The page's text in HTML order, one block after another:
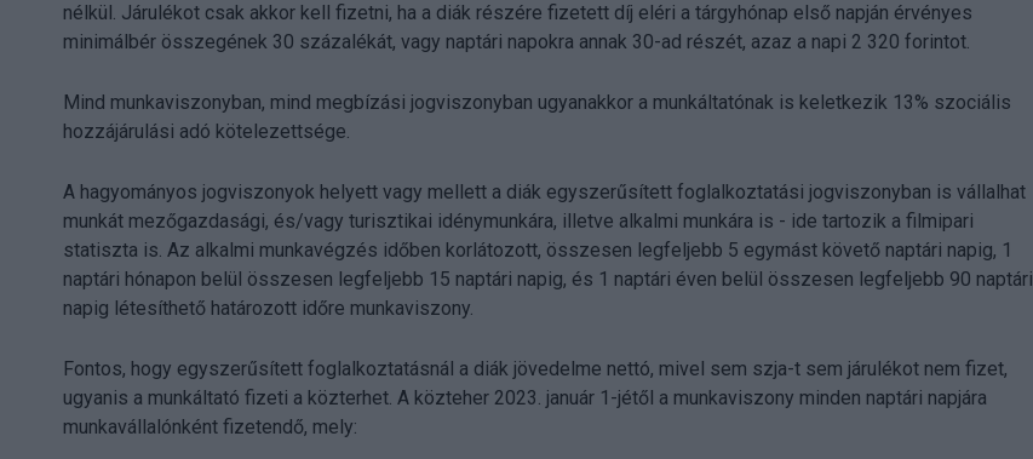
nélkül. Járulékot csak akkor kell fizetni, ha a diák részére fizetett díj eléri a tárgyhónap első napján érvényes
minimálbér összegének 30 százalékát, vagy naptári napokra annak 30-ad részét, azaz a napi 2 320 forintot.
Mind munkaviszonyban, mind megbízási jogviszonyban ugyanakkor a munkáltatónak is keletkezik 13% szociális
hozzájárulási adó kötelezettsége.
A hagyományos jogviszonyok helyett vagy mellett a diák egyszerűsített foglalkoztatási jogviszonyban is vállalhat
munkát mezőgazdasági, és/vagy turisztikai idénymunkára, illetve alkalmi munkára is - ide tartozik a filmipari
statiszta is. Az alkalmi munkavégzés időben korlátozott, összesen legfeljebb 5 egymást követő naptári napig, 1
naptári hónapon belül összesen legfeljebb 15 naptári napig, és 1 naptári éven belül összesen legfeljebb 90 naptári
napig létesíthető határozott időre munkaviszony.
Fontos, hogy egyszerűsített foglalkoztatásnál a diák jövedelme nettó, mivel sem szja-t sem járulékot nem fizet,
ugyanis a munkáltató fizeti a közterhet. A közteher 2023. január 1-jétől a munkaviszony minden naptári napjára
munkavállalónként fizetendő, mely: